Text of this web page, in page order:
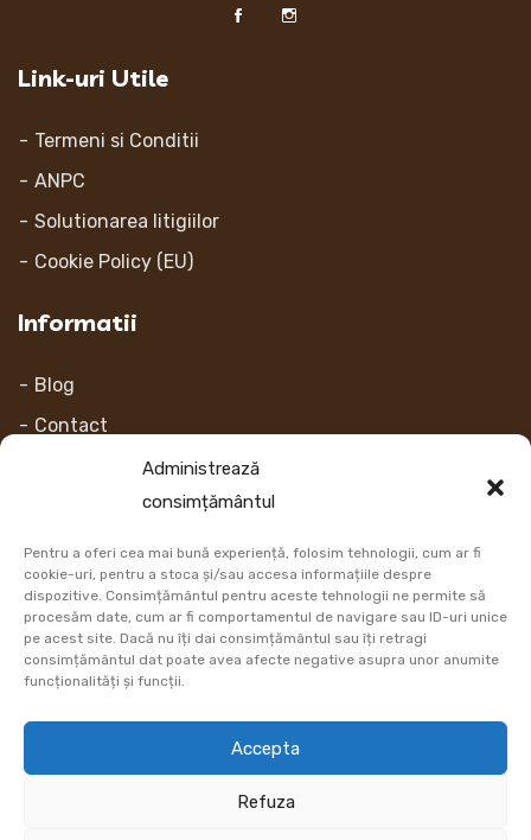
Administrează
consimțământul
Pentru a oferi cea mai bună experiență, folosim tehnologii, cum ar fi
cookie-uri, pentru a stoca și/sau accesa informațiile despre
dispozitive. Consimțământul pentru aceste tehnologii ne permite să
procesăm date, cum ar fi comportamentul de navigare sau ID-uri unice
pe acest site. Dacă nu îți dai consimțământul sau îți retragi
consimțământul dat poate avea afecte negative asupra unor anumite
funcționalități și funcții.
Accepta
Refuza
Link-uri Utile
Termeni si Conditii
ANPC
Solutionarea litigiilor
Cookie Policy (EU)
Informatii
Blog
Contact
Link-uri
Retur
Metoda de plata